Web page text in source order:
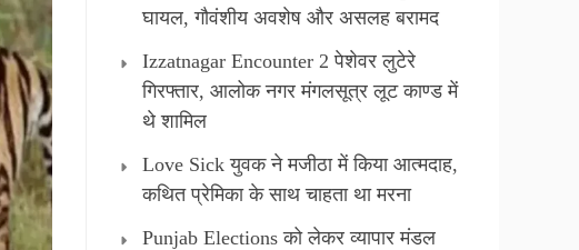
घायल, गौवंशीय अवशेष और असलह बरामद
Izzatnagar Encounter 2 पेशेवर लुटेरे
गिरफ्तार, आलोक नगर मंगलसूत्र लूट काण्‍ड में
थे शामिल
Love Sick युवक ने मजीठा में किया आत्मदाह,
कथित प्रेमिका के साथ चाहता था मरना
Punjab Elections को लेकर व्यापार मंडल